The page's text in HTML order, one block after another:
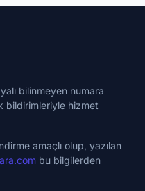
bilinmeyen numara
bildirimleriyle hizmet
amaçlı olup, yazılan
bu bilgilerden